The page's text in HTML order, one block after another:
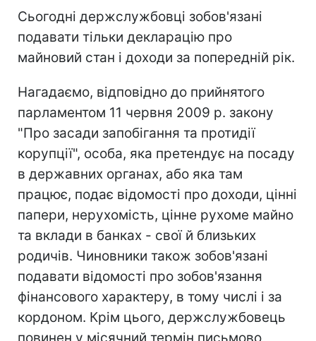
Сьогодні держслужбовці зобов'язані
подавати тільки декларацію про
майновий стан і доходи за попередній рік.
Нагадаємо, відповідно до прийнятого
парламентом 11 червня 2009 р. закону
"Про засади запобігання та протидії
корупції", особа, яка претендує на посаду
в державних органах, або яка там
працює, подає відомості про доходи, цінні
папери, нерухомість, цінне рухоме майно
та вклади в банках - свої й близьких
родичів. Чиновники також зобов'язані
подавати відомості про зобов'язання
фінансового характеру, в тому числі і за
кордоном. Крім цього, держслужбовець